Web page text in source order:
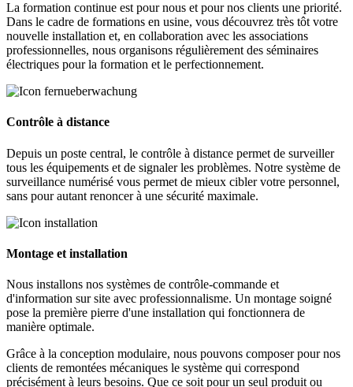
La formation continue est pour nous et pour nos clients une priorité.
Dans le cadre de formations en usine, vous découvrez très tôt votre
nouvelle installation et, en collaboration avec les associations
professionnelles, nous organisons régulièrement des séminaires
électriques pour la formation et le perfectionnement.
Contrôle à distance
Depuis un poste central, le contrôle à distance permet de surveiller
tous les équipements et de signaler les problèmes. Notre système de
surveillance numérisé vous permet de mieux cibler votre personnel,
sans pour autant renoncer à une sécurité maximale.
Montage et installation
Nous installons nos systèmes de contrôle-commande et
d'information sur site avec professionnalisme. Un montage soigné
pose la première pierre d'une installation qui fonctionnera de
manière optimale.
Grâce à la conception modulaire, nous pouvons composer pour nos
clients de remontées mécaniques le système qui correspond
précisément à leurs besoins. Que ce soit pour un seul produit ou